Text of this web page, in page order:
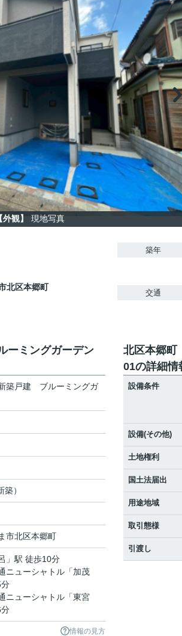
外観】 現地写真
北区本郷町
築年
交通
ミングガーデン
築戸建 ブルーミングガ
）
市北区本郷町
」駅 徒歩10分
ニューシャトル 「加茂
分
ニューシャトル 「東宮
分
情報の見方
北区本郷
01の詳細情
設備条件
設備(その他)
土地権利
国土法届出
用途地域
取引態様
引渡し